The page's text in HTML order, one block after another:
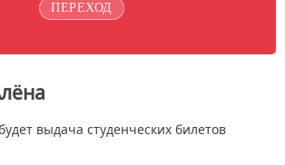
ПЕРЕХОД
выдача студенческих билетов